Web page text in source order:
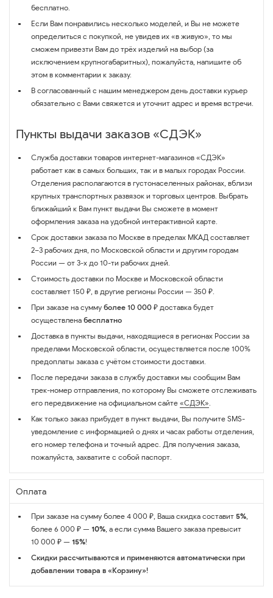
бесплатно.
Если Вам понравились несколько моделей, и Вы не можете
определиться с покупкой, не увидев их «в живую», то мы
сможем привезти Вам до трёх изделий на выбор (за
исключением крупногабаритных), пожалуйста, напишите об
этом в комментарии к заказу.
В согласованный с нашим менеджером день доставки курьер
обязательно с Вами свяжется и уточнит адрес и время встречи.
Пункты выдачи заказов «СДЭК»
Служба доставки товаров интернет-магазинов «СДЭК»
работает как в самых больших, так и в малых городах России.
Отделения располагаются в густонаселенных районах, вблизи
крупных транспортных развязок и торговых центров. Выбрать
ближайший к Вам пункт выдачи Вы сможете в момент
оформления заказа на удобной интерактивной карте.
Срок доставки заказа по Москве в пределах МКАД составляет
2–3 рабочих дня, по Московской области и другим городам
России — от 3-х до 10-ти рабочих дней.
Стоимость доставки по Москве и Московской области
составляет 150 ₽, в другие регионы России — 350 ₽.
При заказе на сумму более 10 000 ₽ доставка будет
осуществлена бесплатно
Доставка в пункты выдачи, находящиеся в регионах России за
пределами Московской области, осуществляется после 100%
предоплаты заказа с учётом стоимости доставки.
После передачи заказа в службу доставки мы сообщим Вам
трек-номер отправления, по которому Вы сможете отслеживать
его передвижение на официальном сайте «СДЭК».
Как только заказ прибудет в пункт выдачи, Вы получите SMS-
уведомление с информацией о днях и часах работы отделения,
его номер телефона и точный адрес. Для получения заказа,
пожалуйста, захватите с собой паспорт.
Оплата
При заказе на сумму более 4 000 ₽, Ваша скидка составит 5%,
более 6 000 ₽ — 10%, а если сумма Вашего заказа превысит
10 000 ₽ — 15%!
Скидки рассчитываются и применяются автоматически при
добавлении товара в «Корзину»!